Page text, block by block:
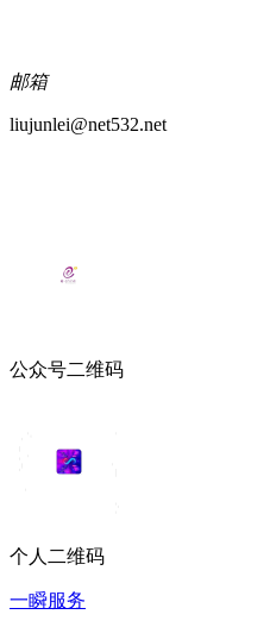
邮箱
liujunlei@net532.net
公众号二维码
个人二维码
一瞬服务